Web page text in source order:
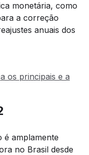
monetária, como
a correção
anuais dos
os principais e a
é amplamente
no Brasil desde